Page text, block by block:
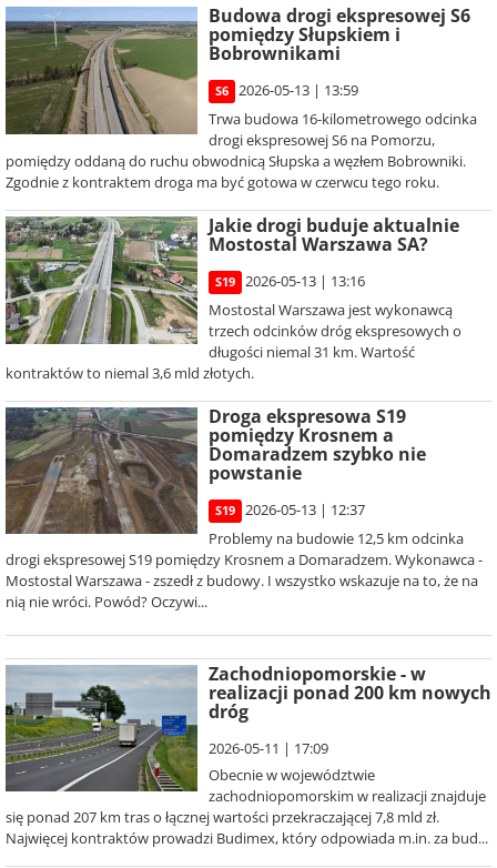
Budowa drogi ekspresowej S6
pomiędzy Słupskiem i
Bobrownikami
S6
2026-05-13 | 13:59
Trwa budowa 16-kilometrowego odcinka
drogi ekspresowej S6 na Pomorzu,
pomiędzy oddaną do ruchu obwodnicą Słupska a węzłem Bobrowniki.
Zgodnie z kontraktem droga ma być gotowa w czerwcu tego roku.
Jakie drogi buduje aktualnie
Mostostal Warszawa SA?
S19
2026-05-13 | 13:16
Mostostal Warszawa jest wykonawcą
trzech odcinków dróg ekspresowych o
długości niemal 31 km. Wartość
kontraktów to niemal 3,6 mld złotych.
Droga ekspresowa S19
pomiędzy Krosnem a
Domaradzem szybko nie
powstanie
S19
2026-05-13 | 12:37
Problemy na budowie 12,5 km odcinka
drogi ekspresowej S19 pomiędzy Krosnem a Domaradzem. Wykonawca -
Mostostal Warszawa - zszedł z budowy. I wszystko wskazuje na to, że na
nią nie wróci. Powód? Oczywi...
Zachodniopomorskie - w
realizacji ponad 200 km nowych
dróg
2026-05-11 | 17:09
Obecnie w województwie
zachodniopomorskim w realizacji znajduje
się ponad 207 km tras o łącznej wartości przekraczającej 7,8 mld zł.
Najwięcej kontraktów prowadzi Budimex, który odpowiada m.in. za bud...